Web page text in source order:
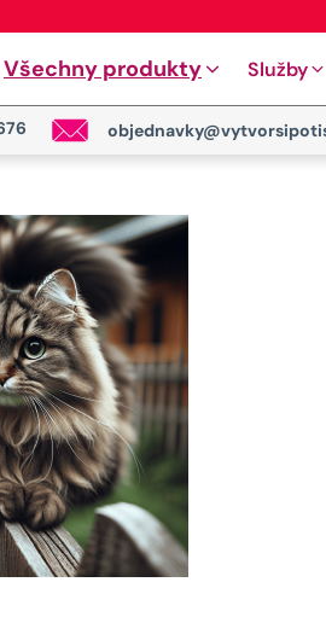
Všechny produkty Služby